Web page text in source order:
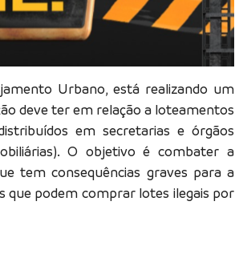
Urbano, está realizando um
deve ter em relação a loteamentos
em secretarias e órgãos
O objetivo é combater a
tem consequências graves para a
que podem comprar lotes ilegais por